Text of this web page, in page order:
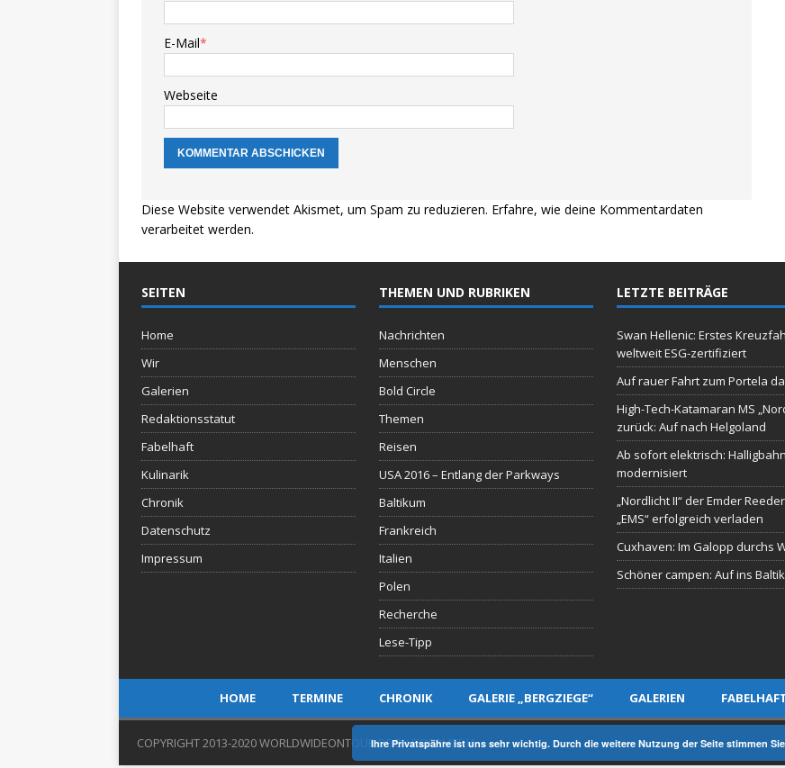
E-Mail*
Webseite
Diese Website verwendet Akismet, um Spam zu reduzieren. Erfahre, wie deine Kommentardaten
verarbeitet werden.
SEITEN
Home
Wir
Galerien
Redaktionsstatut
Fabelhaft
Kulinarik
Chronik
Datenschutz
Impressum
THEMEN UND RUBRIKEN
Nachrichten
Menschen
Bold Circle
Themen
Reisen
USA 2016 – Entlang der Parkways
Baltikum
Frankreich
Italien
Polen
Recherche
Lese-Tipp
LETZTE BEITRÄGE
Swan Hellenic: Erstes
weltweit ESG-zertifiziert
Auf rauer Fahrt zum Portela
High-Tech-Katamaran MS
zurück: Auf nach Helgoland
Ab sofort elektrisch:
modernisiert
„Nordlicht II“ der Emder
„EMS“ erfolgreich verladen
Cuxhaven: Im Galopp durchs
Schöner campen: Auf ins
HOME TERMINE CHRONIK GALERIE „BERGZIEGE“ GALERIEN
COPYRIGHT 2013-2020 WORLDWIDEONTOUR.DE BY EIDERMEDIAIhre Privatspähre ist uns sehr wichtig. Durch die weitere Nutzung der Seite stimmen